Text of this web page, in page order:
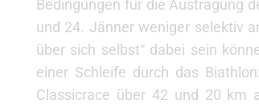
Bedingungen für die Austragung
und 24. Jänner weniger selektiv
über sich selbst“ dabei sein
einer Schleife durch das
Classicrace über 42 und 20 km